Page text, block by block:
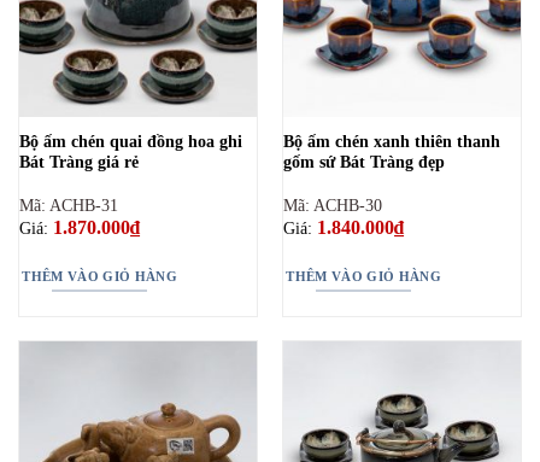
Bộ ấm chén quai đồng hoa ghi
Bát Tràng giá rẻ
Mã: ACHB-31
Giá: 1.870.000₫
THÊM VÀO GIỎ HÀNG
Bộ ấm chén xanh thiên thanh
gốm sứ Bát Tràng đẹp
Mã: ACHB-30
Giá: 1.840.000₫
THÊM VÀO GIỎ HÀNG